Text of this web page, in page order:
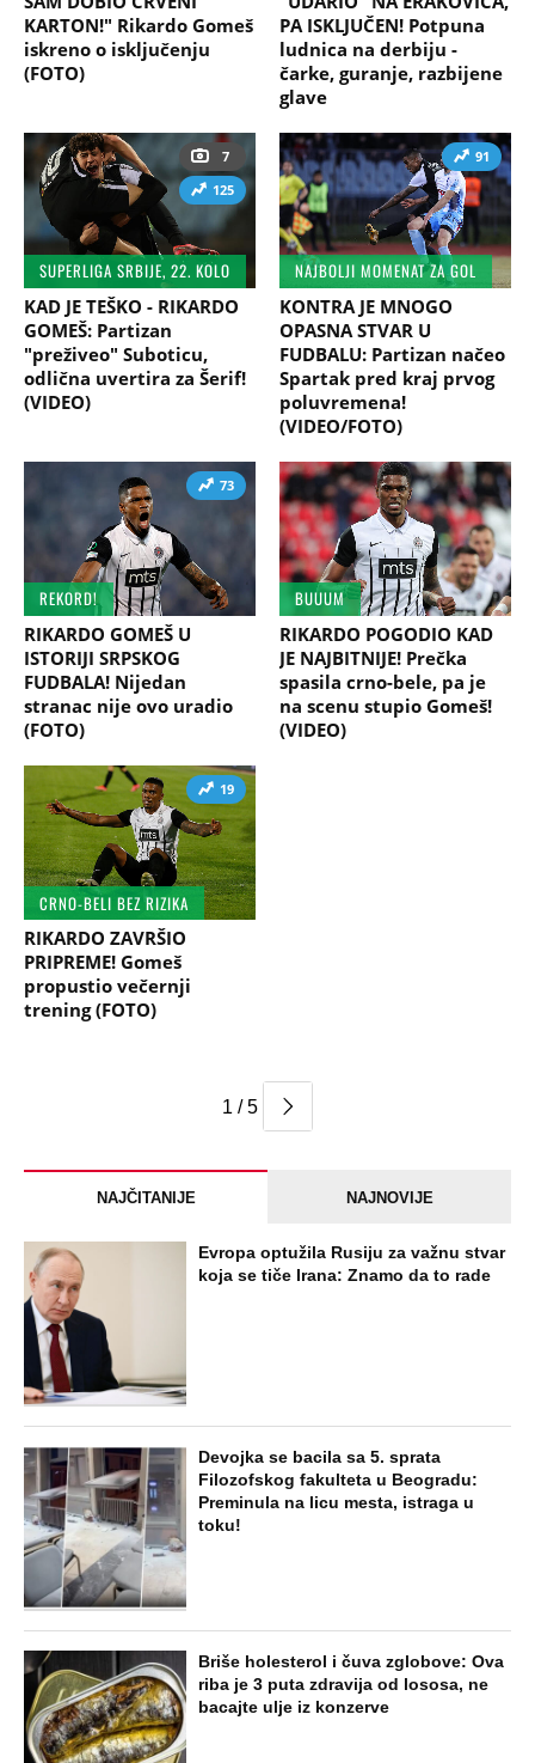
KARTON!" Rikardo Gomeš
iskreno o isključenju
(FOTO)
PA ISKLJUČEN! Potpuna
ludnica na derbiju -
čarke, guranje, razbijene
glave
7
125
SUPERLIGA SRBIJE, 22. KOLO
KAD JE TEŠKO - RIKARDO
GOMEŠ: Partizan
"preživeo" Suboticu,
odlična uvertira za Šerif!
(VIDEO)
91
NAJBOLJI MOMENAT ZA GOL
KONTRA JE MNOGO
OPASNA STVAR U
FUDBALU: Partizan načeo
Spartak pred kraj prvog
poluvremena!
(VIDEO/FOTO)
73
REKORD!
RIKARDO GOMEŠ U
ISTORIJI SRPSKOG
FUDBALA! Nijedan
stranac nije ovo uradio
(FOTO)
BUUUM
RIKARDO POGODIO KAD
JE NAJBITNIJE! Prečka
spasila crno-bele, pa je
na scenu stupio Gomeš!
(VIDEO)
19
CRNO-BELI BEZ RIZIKA
RIKARDO ZAVRŠIO
PRIPREME! Gomeš
propustio večernji
trening (FOTO)
1 / 5
NAJČITANIJE NAJNOVIJE
Evropa optužila Rusiju za važnu stvar
koja se tiče Irana: Znamo da to rade
Devojka se bacila sa 5. sprata
Filozofskog fakulteta u Beogradu:
Preminula na licu mesta, istraga u
toku!
Briše holesterol i čuva zglobove: Ova
riba je 3 puta zdravija od lososa, ne
bacajte ulje iz konzerve